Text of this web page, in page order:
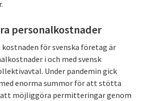
personalkostnader
för svenska företag är
i och med svensk
Under pandemin gick
enorma summor för att stötta
möjliggöra permitteringar genom